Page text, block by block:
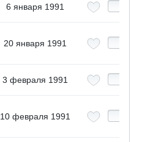
6 января 1991
20 января 1991
3 февраля 1991
10 февраля 1991